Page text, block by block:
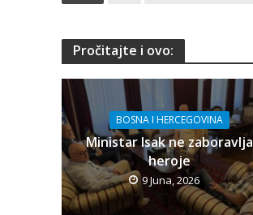
Pročitajte i ovo:
BOSNA I HERCEGOVINA
Ministar Isak ne zaboravlja
heroje
9 Juna, 2026